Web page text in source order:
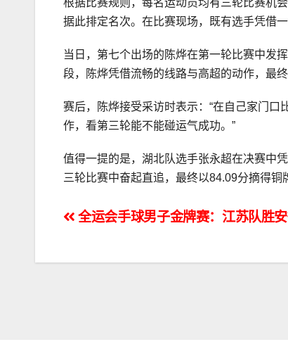
根据比赛规则，每名运动员均有三轮比赛机
据此排定名次。在比赛现场，既有选手凭借
当日，第七个出场的陈烨在第一轮比赛中发
段，陈烨凭借流畅的线路与高超的动作，最
赛后，陈烨接受采访时表示：“在自己家门
作，看第三轮能不能碰运气成功。”
值得一提的是，湖北队选手张永超在决赛中
三轮比赛中奋起直追，最终以84.09分摘得铜
文全运会手球男子金牌赛：江苏队胜